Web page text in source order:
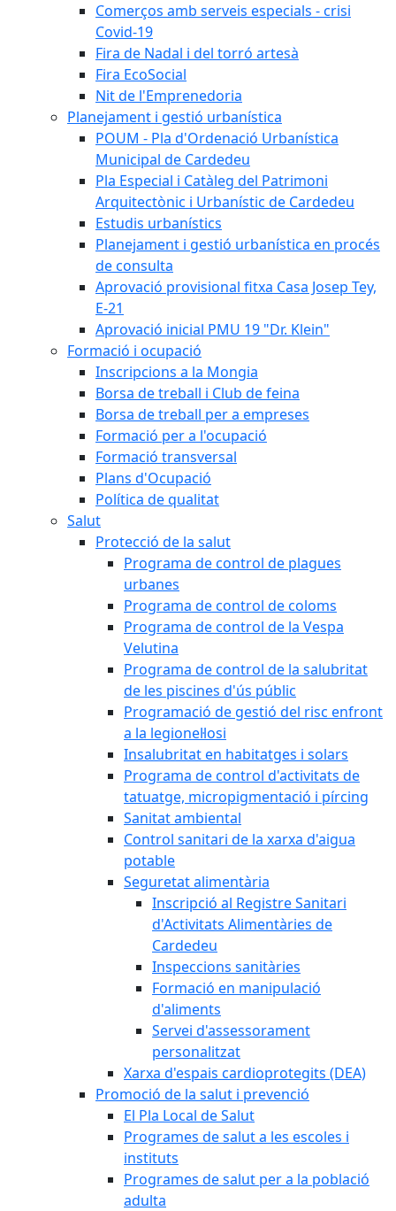
Comerços amb serveis especials - crisi
Covid-19
Fira de Nadal i del torró artesà
Fira EcoSocial
Nit de l'Emprenedoria
Planejament i gestió urbanística
POUM - Pla d'Ordenació Urbanística
Municipal de Cardedeu
Pla Especial i Catàleg del Patrimoni
Arquitectònic i Urbanístic de Cardedeu
Estudis urbanístics
Planejament i gestió urbanística en procés
de consulta
Aprovació provisional fitxa Casa Josep Tey,
E-21
Aprovació inicial PMU 19 "Dr. Klein"
Formació i ocupació
Inscripcions a la Mongia
Borsa de treball i Club de feina
Borsa de treball per a empreses
Formació per a l'ocupació
Formació transversal
Plans d'Ocupació
Política de qualitat
Salut
Protecció de la salut
Programa de control de plagues
urbanes
Programa de control de coloms
Programa de control de la Vespa
Velutina
Programa de control de la salubritat
de les piscines d'ús públic
Programació de gestió del risc enfront
a la legionel·losi
Insalubritat en habitatges i solars
Programa de control d'activitats de
tatuatge, micropigmentació i pírcing
Sanitat ambiental
Control sanitari de la xarxa d'aigua
potable
Seguretat alimentària
Inscripció al Registre Sanitari
d'Activitats Alimentàries de
Cardedeu
Inspeccions sanitàries
Formació en manipulació
d'aliments
Servei d'assessorament
personalitzat
Xarxa d'espais cardioprotegits (DEA)
Promoció de la salut i prevenció
El Pla Local de Salut
Programes de salut a les escoles i
instituts
Programes de salut per a la població
adulta